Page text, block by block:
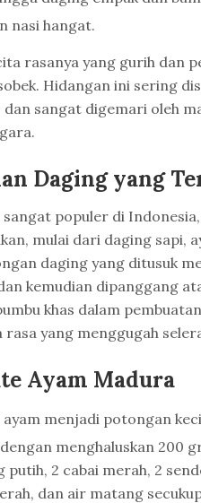
nasi hangat.
rasanya yang gurih dan
Hidangan ini sering
sangat digemari oleh
Daging yang
sangat populer di
mulai dari daging sapi,
daging yang ditusuk
kemudian dipanggang
khas dalam
yang menggugah
Ayam Madura
menjadi potongan
menghaluskan 200
putih, 2 cabai merah, 2
dan air matang